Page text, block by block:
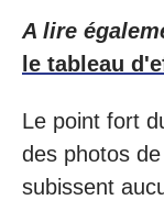
A lire
le tableau
Le point fort
des photos
subissent